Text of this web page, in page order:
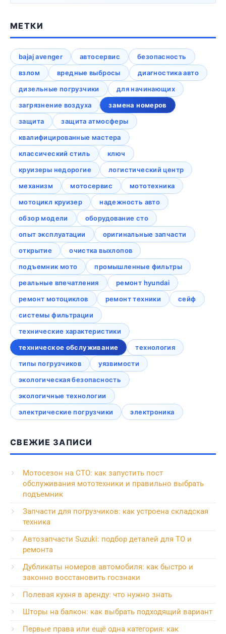
МЕТКИ
bajaj avenger автосервис
безопасность
взлом
вредные выбросы
диагностика авто
дизельные погрузчики
для начинающих
загрязнение воздуха
замена номеров
защита
защита атмосферы
квалифицированные мастера
классический стиль
ключ
круизеры недорогие
логистический центр
механизм
мотосервис
мототехника
мотоцикл круизер
надежность авто
обзор модели
оборудование сто
опыт эксплуатации
оригинальные запчасти
открытие
очистка выхлопов
подъемник мото
промышленные фильтры
реальные впечатления
ремонт hyundai
ремонт мотоциклов
ремонт техники
сейф
системы фильтрации
технические характеристики
техническое обслуживание
технология
типы погрузчиков
уязвимости
экологическая безопасность
экологичные технологии
электрические погрузчики
электроника
СВЕЖИЕ ЗАПИСИ
Мотосезон на СТО: как запустить пост
обслуживания мототехники и правильно выбрать
подъемник
Запчасти для погрузчиков: как устроена складская
техника
Автозапчасти Suzuki: подбор деталей для ТО и
ремонта
Дубликаты номеров автомобиля: как быстро и
законно восстановить госзнаки
Полевая кухня в аренду: что нужно знать
Шторы на балкон: как выбрать подходящий вариант
Первые права или ещё одна категория: как